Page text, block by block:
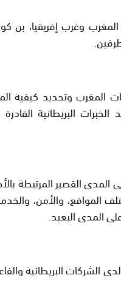
وغرب إفريقيا، بن
المغرب وتحديد كيفية
البريطانية
القصير المرتبطة
المواقع، والأمن،
المدى البعيد.
الشركات البريطانية